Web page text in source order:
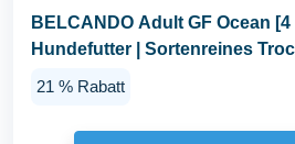
BELCANDO Adult GF Ocean
Hundefutter | Sortenreines
21 % Rabatt